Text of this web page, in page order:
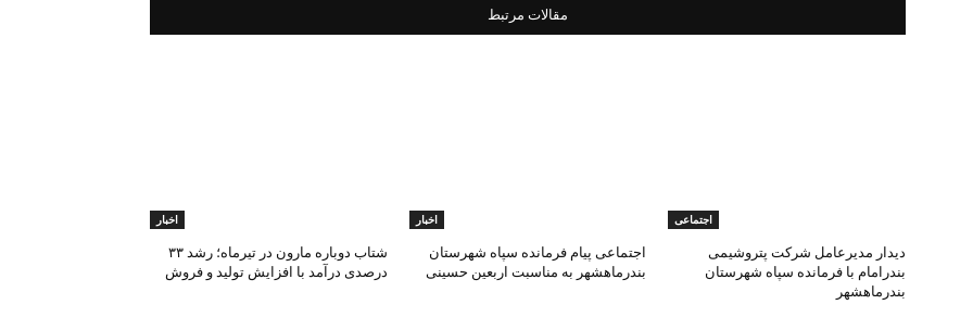
مقالات مرتبط
اجتماعی
دیدار مدیرعامل شرکت پتروشیمی
بندرامام با فرمانده سپاه شهرستان
بندرماهشهر
اخبار
اجتماعی پیام فرمانده سپاه شهرستان
بندرماهشهر به مناسبت اربعین حسینی
اخبار
شتاب دوباره مارون در تیرماه؛ رشد ۳۳
درصدی درآمد با افزایش تولید و فروش